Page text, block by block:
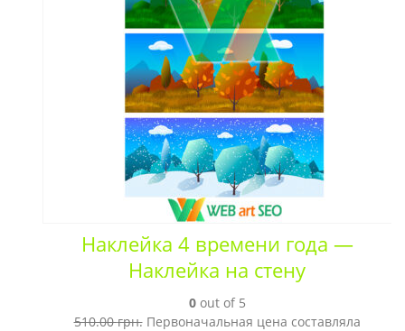
Наклейка 4 времени года —
Наклейка на стену
0out of 5
510.00грн. Первоначальная цена составляла